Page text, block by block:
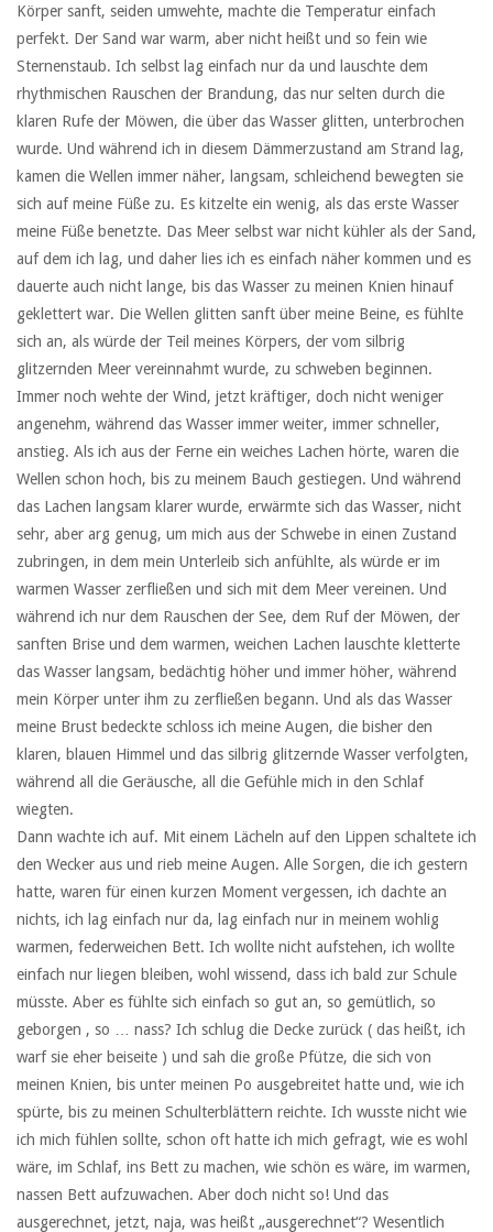
Körper sanft, seiden umwehte, machte die Temperatur einfach
perfekt. Der Sand war warm, aber nicht heißt und so fein wie
Sternenstaub. Ich selbst lag einfach nur da und lauschte dem
rhythmischen Rauschen der Brandung, das nur selten durch die
klaren Rufe der Möwen, die über das Wasser glitten, unterbrochen
wurde. Und während ich in diesem Dämmerzustand am Strand lag,
kamen die Wellen immer näher, langsam, schleichend bewegten sie
sich auf meine Füße zu. Es kitzelte ein wenig, als das erste Wasser
meine Füße benetzte. Das Meer selbst war nicht kühler als der Sand,
auf dem ich lag, und daher lies ich es einfach näher kommen und es
dauerte auch nicht lange, bis das Wasser zu meinen Knien hinauf
geklettert war. Die Wellen glitten sanft über meine Beine, es fühlte
sich an, als würde der Teil meines Körpers, der vom silbrig
glitzernden Meer vereinnahmt wurde, zu schweben beginnen.
Immer noch wehte der Wind, jetzt kräftiger, doch nicht weniger
angenehm, während das Wasser immer weiter, immer schneller,
anstieg. Als ich aus der Ferne ein weiches Lachen hörte, waren die
Wellen schon hoch, bis zu meinem Bauch gestiegen. Und während
das Lachen langsam klarer wurde, erwärmte sich das Wasser, nicht
sehr, aber arg genug, um mich aus der Schwebe in einen Zustand
zubringen, in dem mein Unterleib sich anfühlte, als würde er im
warmen Wasser zerfließen und sich mit dem Meer vereinen. Und
während ich nur dem Rauschen der See, dem Ruf der Möwen, der
sanften Brise und dem warmen, weichen Lachen lauschte kletterte
das Wasser langsam, bedächtig höher und immer höher, während
mein Körper unter ihm zu zerfließen begann. Und als das Wasser
meine Brust bedeckte schloss ich meine Augen, die bisher den
klaren, blauen Himmel und das silbrig glitzernde Wasser verfolgten,
während all die Geräusche, all die Gefühle mich in den Schlaf
wiegten.
Dann wachte ich auf. Mit einem Lächeln auf den Lippen schaltete ich
den Wecker aus und rieb meine Augen. Alle Sorgen, die ich gestern
hatte, waren für einen kurzen Moment vergessen, ich dachte an
nichts, ich lag einfach nur da, lag einfach nur in meinem wohlig
warmen, federweichen Bett. Ich wollte nicht aufstehen, ich wollte
einfach nur liegen bleiben, wohl wissend, dass ich bald zur Schule
müsste. Aber es fühlte sich einfach so gut an, so gemütlich, so
geborgen , so … nass? Ich schlug die Decke zurück ( das heißt, ich
warf sie eher beiseite ) und sah die große Pfütze, die sich von
meinen Knien, bis unter meinen Po ausgebreitet hatte und, wie ich
spürte, bis zu meinen Schulterblättern reichte. Ich wusste nicht wie
ich mich fühlen sollte, schon oft hatte ich mich gefragt, wie es wohl
wäre, im Schlaf, ins Bett zu machen, wie schön es wäre, im warmen,
nassen Bett aufzuwachen. Aber doch nicht so! Und das
ausgerechnet, jetzt, naja, was heißt „ausgerechnet“? Wesentlich